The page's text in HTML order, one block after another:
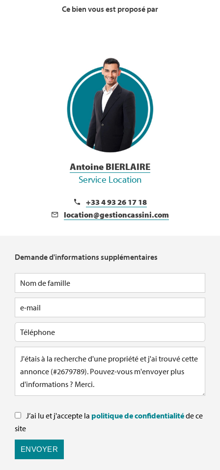
Demande d'informations supplémentaires
J’ai lu et j'accepte la politique de confidentialitéde ce
site
ENVOYER
Ce bien vous est proposé par
Voir la Bio
Antoine BIERLAIRE
Service Location
+33 4 93 26 17 18
location@gestioncassini.com